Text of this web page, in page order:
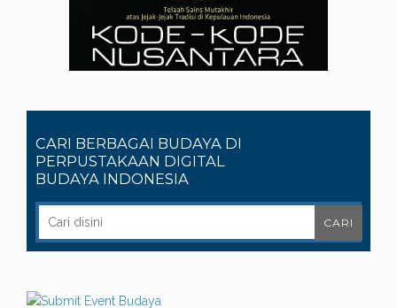
CARI BERBAGAI BUDAYA DI
PERPUSTAKAAN DIGITAL
BUDAYA INDONESIA